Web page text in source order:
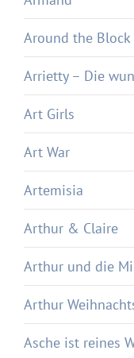
Around the Block
Arrietty – Die
Art Girls
Art War
Artemisia
Arthur & Claire
Arthur und die
Arthur
Asche ist reines